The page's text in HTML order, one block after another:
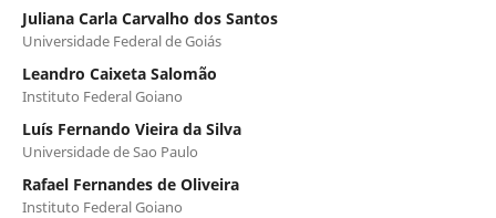
Juliana Carla Carvalho dos Santos
Universidade Federal de Goiás
Leandro Caixeta Salomão
Instituto Federal Goiano
Luís Fernando Vieira da Silva
Universidade de Sao Paulo
Rafael Fernandes de Oliveira
Instituto Federal Goiano